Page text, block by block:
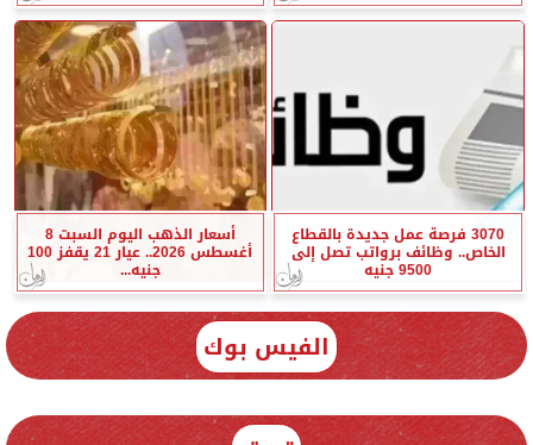
3070 فرصة عمل جديدة بالقطاع
الخاص.. وظائف برواتب تصل إلى
9500 جنيه
أسعار الذهب اليوم السبت 8
أغسطس 2026.. عيار 21 يقفز 100
جنيه...
الفيس بوك